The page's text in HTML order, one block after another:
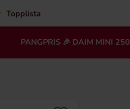
Topplista
PANGPRIS 🎉 DAIM MINI